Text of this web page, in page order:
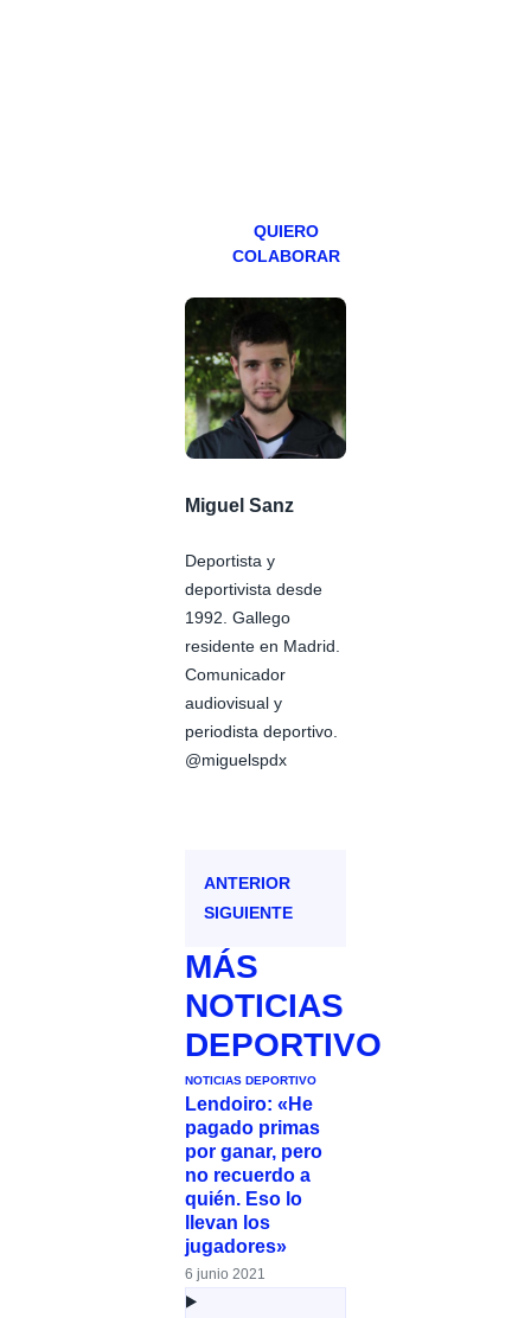
QUIERO
COLABORAR
Miguel Sanz
Deportista y
deportivista desde
1992. Gallego
residente en Madrid.
Comunicador
audiovisual y
periodista deportivo.
@miguelspdx
ANTERIOR
SIGUIENTE
MÁS
NOTICIAS
DEPORTIVO
NOTICIAS DEPORTIVO
Lendoiro: «He
pagado primas
por ganar, pero
no recuerdo a
quién. Eso lo
llevan los
jugadores»
6 junio 2021